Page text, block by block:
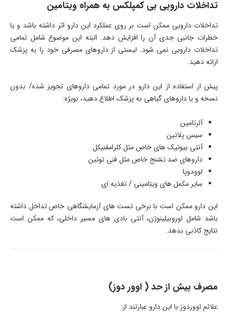
تداخلات دارویی بی کمپلکس به همراه ویتامین
تداخلات دارویی ممکن است بر روی عملکرد این دارو اثر داشته باشد و یا
خطرات جانبی جدی آن را افزایش دهد. البته این موضوع شامل تمامی
تداخلات دارویی نمی شود. لیستی از داروهای مصرفی خود را به پزشک
ارائه دهید.
پیش از استفاده از این دارو در مورد تمامی داروهای تجویز شده/ بدون
نسخه و یا داروهای گیاهی به پزشک اطلاع دهید، بویژه:
آلرتامین
سیس پلاتین
آنتی بیوتیک های خاص مثل کلرامفنیکل
داروهای ضد تشنج خاص مثل فنی توئین
لوودوپا
سایر مکمل های ویتامینی / تغذیه ای
این دارو ممکن است با برخی تست های آزمایشگاهی خاص تداخل داشته
باشد شامل اوروبیلینوژن، آنتی بادی های مسیر داخلی، که ممکن است
نتایج کاذبی بدهد.
مصرف بیش از حد ( اوور دوز)
علائم اووردوز با این دارو عبارتند از: